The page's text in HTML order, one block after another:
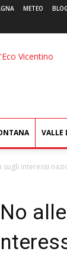
METEO
L'Eco
VALLE
interessi
alle